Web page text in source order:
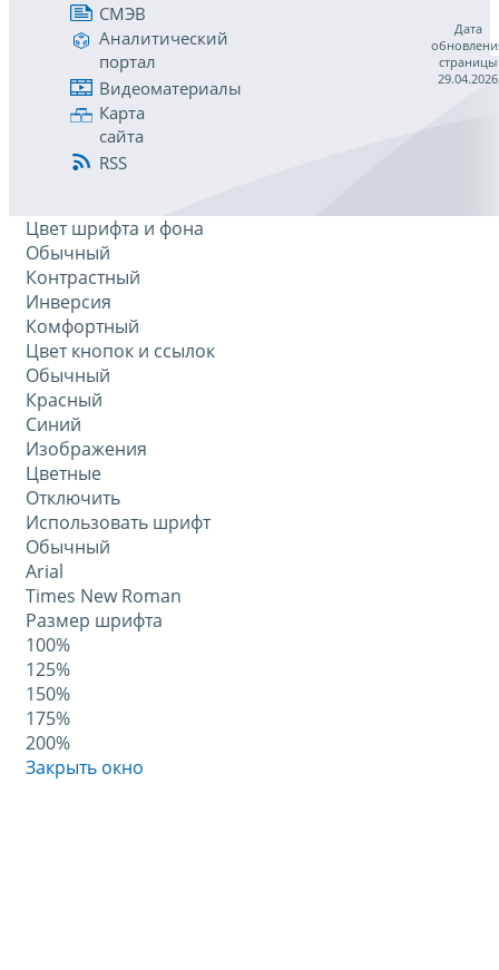
СМЭВ
Аналитический
портал
Видеоматериалы
Карта
сайта
RSS
Дата
страницы
29.04.2026
Цвет шрифта и фона
Обычный
Контрастный
Инверсия
Комфортный
Цвет кнопок и ссылок
Обычный
Красный
Синий
Изображения
Цветные
Отключить
Использовать шрифт
Обычный
Arial
Times New Roman
Размер шрифта
100%
125%
150%
175%
200%
Закрыть окно